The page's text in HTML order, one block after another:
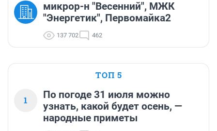
микрор-н "Весенний", МЖК
"Энергетик", Первомайка2
137 702 462
ТОП 5
1
По погоде 31 июля можно
узнать, какой будет осень, —
народные приметы